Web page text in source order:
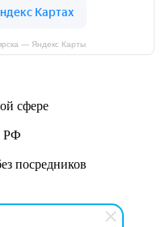
— Яндекс Карты
сфере
РФ
посредников